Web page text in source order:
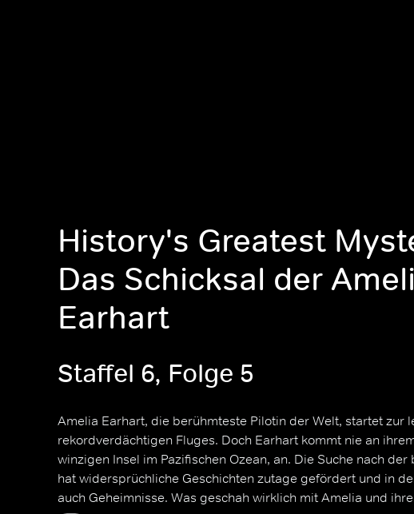
History's Greatest
Das Schicksal der
Earhart
Staffel 6, Folge 5
Amelia Earhart, die berühmteste Pilotin der Welt, startet zur
rekordverdächtigen Fluges. Doch Earhart kommt nie an
winzigen Insel im Pazifischen Ozean, an. Die Suche nach
hat widersprüchliche Geschichten zutage gefördert und in
auch Geheimnisse. Was geschah wirklich mit Amelia und